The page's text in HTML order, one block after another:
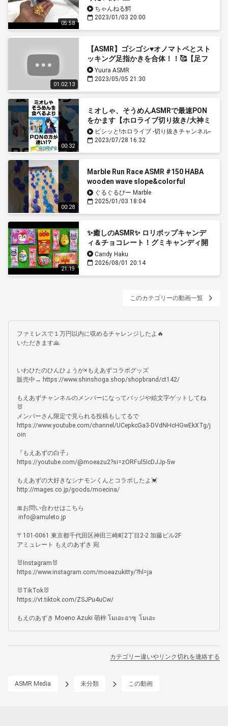
05:58
ちゃんねる鰐
2023/01/03 20:00
01:02:13
【ASMR】ゴシゴシ♥オノマトペとスト
ッキング足指かきを合体！！🥰【足フ
ェチ/Vtuber/足裏スリスリ】
Yuura ASMR
2023/05/05 21:30
00:32
ミオしゃ、そうめんASMRで最速PON
をかます【ホロライブ切り抜き/大神ミ
オ】 #shorts
ビシッと!ホロライブ -切り抜きチャンネル-
2023/07/28 16:32
00:28
Marble Run Race ASMR #150 HABA
wooden wave slope&colorful
marbles♪#asmr #マーブルランレース
#healing
ぐるぐるびー Marble
2025/01/03 18:04
21:19
✨癒しのASMR✨ ロリポップキャンデ
ィ＆チョコレート！グミキャンディ開
封で極上の音体験🎧🍭🍫ASMR:
Unboxing a Giant Mystery Box Full of
Candy Haku
2026/08/01 20:14
このカテゴリーの動画一覧
ファミレスで１万円以内に収めるチャレンジしたよ🔥
いただきます🙏
いわひたのひんひょうが×もえあずコラボグッズ
販売中→ https://www.shinshoga.shop/shopbrand/ct142/
もえあずチャンネルのメンバーになってバッジや絵文字ゲットしてね
🐰
メンバーさん限定で見られる投稿もしてるで
https://www.youtube.com/channel/UCepkcGa3-DVdNHcHGwEkXTg/j
oin
『もえあずの白子』
https://youtube.com/@moeazu2?si=zORFul5IcDJJp-5w
もえあずの大好きなシナモンくんとコラボしたよ💓
http://mages.co.jp/goods/moecina/
🎀お問い合わせはこちら
〒101-0061 東京都千代田区神田三崎町2丁目2-2 加藤ビル2F
アミュレート もえのあずき 宛
🐰Instagram🐰
https://www.instagram.com/moeazukitty/?hl=ja
🐰TikTok🐰
https://vt.tiktok.com/ZSJPu4uCw/
もえのあずき Moeno Azuki 萌梓 โมเอะอาซุ  โมเอะ
カテゴリー違いやリンク切れを連絡する
ASMR Media 未分類 この動画